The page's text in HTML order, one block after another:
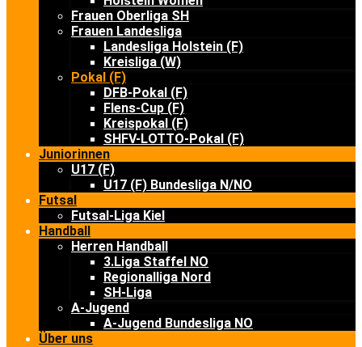
Frauen Oberliga SH
Frauen Landesliga
Landesliga Holstein (F)
Kreisliga (W)
Pokal (F)
DFB-Pokal (F)
Flens-Cup (F)
Kreispokal (F)
SHFV-LOTTO-Pokal (F)
Juniorinnen
U17 (F)
U17 (F) Bundesliga N/NO
Futsal
Futsal-Liga Kiel
Handball
Herren Handball
3.Liga Staffel NO
Regionalliga Nord
SH-Liga
A-Jugend
A-Jugend Bundesliga NO
Über uns